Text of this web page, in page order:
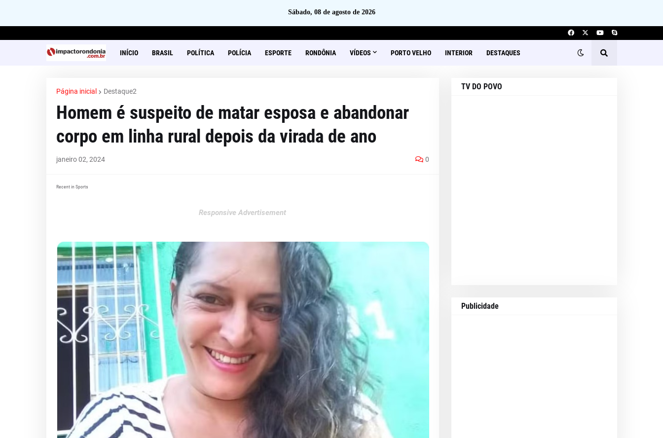
Sábado, 08 de agosto de 2026
INÍCIO BRASIL POLÍTICA POLÍCIA ESPORTE RONDÔNIA VÍDEOS PORTO VELHO INTERIOR DESTAQUES
Página inicial Destaque2
Homem é suspeito de matar esposa e abandonar
corpo em linha rural depois da virada de ano
janeiro 02, 2024 0
Recent in Sports
Responsive Advertisement
TV DO POVO
Publicidade